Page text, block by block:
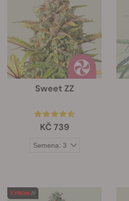
Sweet ZZ
KČ 739